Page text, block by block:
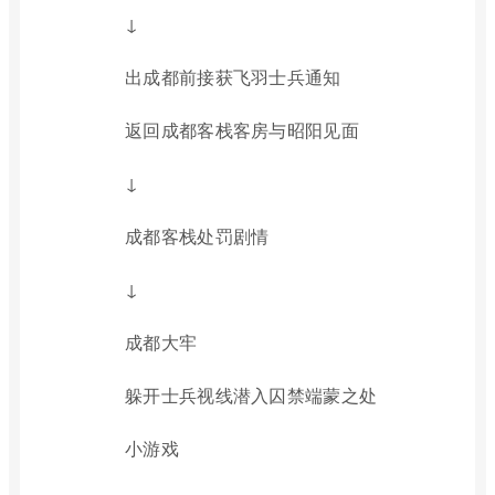
↓
出成都前接获飞羽士兵通知
返回成都客栈客房与昭阳见面
↓
成都客栈处罚剧情
↓
成都大牢
躲开士兵视线潜入囚禁端蒙之处
小游戏